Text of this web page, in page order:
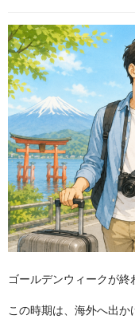
ゴールデンウィークが終
この時期は、海外へ出